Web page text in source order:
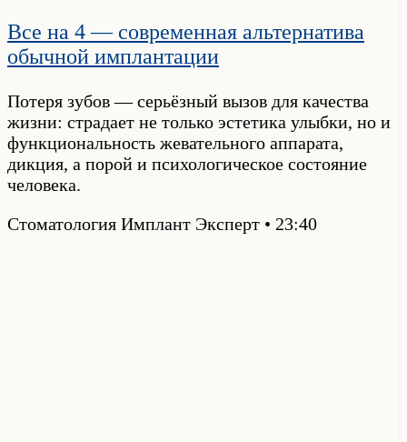
Все на 4 — современная альтернатива
обычной имплантации
Потеря зубов — серьёзный вызов для качества
жизни: страдает не только эстетика улыбки, но и
функциональность жевательного аппарата,
дикция, а порой и психологическое состояние
человека.
Стоматология Имплант Эксперт
23:40